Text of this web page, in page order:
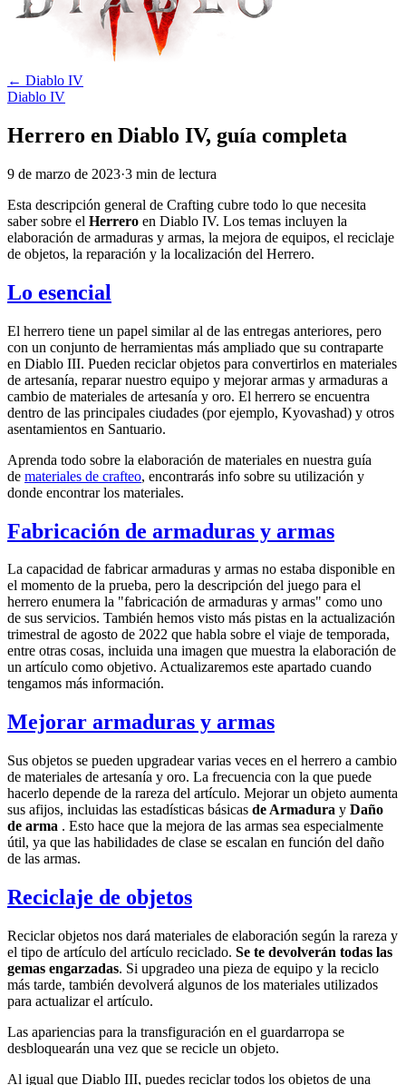
← Diablo IV
Diablo IV
Herrero en Diablo IV, guía completa
9 de marzo de 2023·3 min de lectura
Esta descripción general de Crafting cubre todo lo que necesita
saber sobre el Herrero en Diablo IV. Los temas incluyen la
elaboración de armaduras y armas, la mejora de equipos, el reciclaje
de objetos, la reparación y la localización del Herrero.
Lo esencial
El herrero tiene un papel similar al de las entregas anteriores, pero
con un conjunto de herramientas más ampliado que su contraparte
en Diablo III. Pueden reciclar objetos para convertirlos en materiales
de artesanía, reparar nuestro equipo y mejorar armas y armaduras a
cambio de materiales de artesanía y oro. El herrero se encuentra
dentro de las principales ciudades (por ejemplo, Kyovashad) y otros
asentamientos en Santuario.
Aprenda todo sobre la elaboración de materiales en nuestra guía
de materiales de crafteo, encontrarás info sobre su utilización y
donde encontrar los materiales.
Fabricación de armaduras y armas
La capacidad de fabricar armaduras y armas no estaba disponible en
el momento de la prueba, pero la descripción del juego para el
herrero enumera la "fabricación de armaduras y armas" como uno
de sus servicios. También hemos visto más pistas en la actualización
trimestral de agosto de 2022 que habla sobre el viaje de temporada,
entre otras cosas, incluida una imagen que muestra la elaboración de
un artículo como objetivo. Actualizaremos este apartado cuando
tengamos más información.
Mejorar armaduras y armas
Sus objetos se pueden upgradear varias veces en el herrero a cambio
de materiales de artesanía y oro. La frecuencia con la que puede
hacerlo depende de la rareza del artículo. Mejorar un objeto aumenta
sus afijos, incluidas las estadísticas básicas de Armadura y Daño
de arma . Esto hace que la mejora de las armas sea especialmente
útil, ya que las habilidades de clase se escalan en función del daño
de las armas.
Reciclaje de objetos
Reciclar objetos nos dará materiales de elaboración según la rareza y
el tipo de artículo del artículo reciclado. Se te devolverán todas las
gemas engarzadas. Si upgradeo una pieza de equipo y la reciclo
más tarde, también devolverá algunos de los materiales utilizados
para actualizar el artículo.
Las apariencias para la transfiguración en el guardarropa se
desbloquearán una vez que se recicle un objeto.
Al igual que Diablo III, puedes reciclar todos los objetos de una